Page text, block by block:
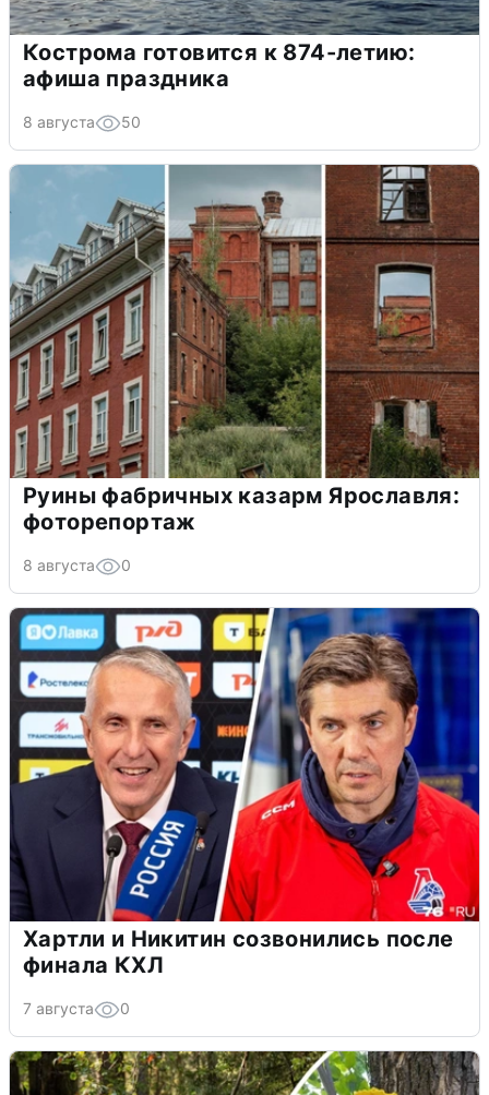
Кострома готовится к 874-летию:
афиша праздника
8 августа 50
Руины фабричных казарм Ярославля:
фоторепортаж
8 августа 0
Хартли и Никитин созвонились после
финала КХЛ
7 августа 0